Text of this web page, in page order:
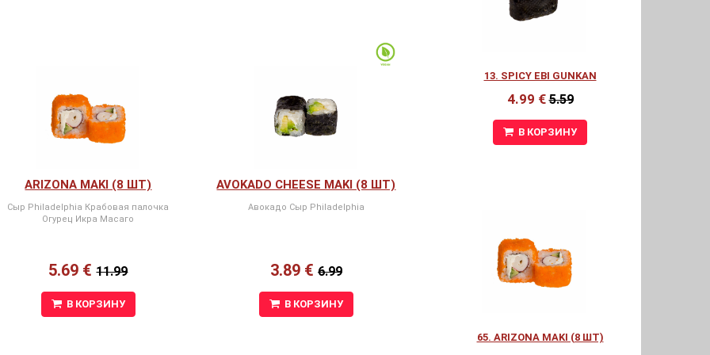
13. SPICY EBI GUNKAN
4.99 €5.59
В КОРЗИНУ
65. ARIZONA MAKI (8 ШТ)
ARIZONA MAKI (8 ШТ)
Сыр Philadelphia Крабовая палочка
Огурец Икра Масаго
5.69 €11.99
В КОРЗИНУ
AVOKADO CHEESE MAKI (8 ШТ)
Авокадо Сыр Philadelphia
3.89 € 6.99
В КОРЗИНУ